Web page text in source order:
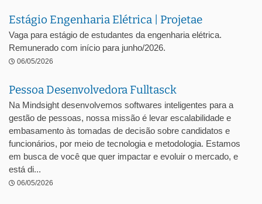
Estágio Engenharia Elétrica | Projetae
Vaga para estágio de estudantes da engenharia elétrica.
Remunerado com início para junho/2026.
06/05/2026
Pessoa Desenvolvedora Fulltasck
Na Mindsight desenvolvemos softwares inteligentes para a
gestão de pessoas, nossa missão é levar escalabilidade e
embasamento às tomadas de decisão sobre candidatos e
funcionários, por meio de tecnologia e metodologia. Estamos
em busca de você que quer impactar e evoluir o mercado, e
está di...
06/05/2026